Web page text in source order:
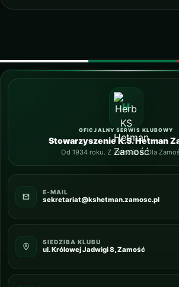
OFICJALNY SERWIS KLUBOWY
Stowarzyszenie K.S. Hetman
Od 1934 roku. Z Zamościa. Dla
E-MAIL
sekretariat@kshetman.zamosc.pl
SIEDZIBA KLUBU
ul. Królowej Jadwigi 8, Zamość